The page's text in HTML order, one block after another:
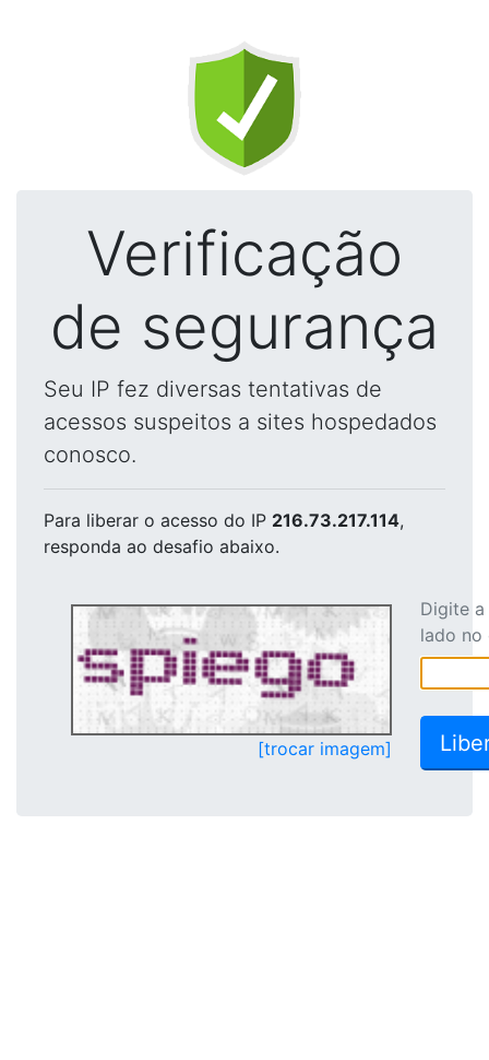
Verificação
de segurança
Seu IP fez diversas tentativas de
acessos suspeitos a sites hospedados
conosco.
Para liberar o acesso do IP 216.73.217.114,
responda ao desafio abaixo.
[trocar imagem]
Digite
lado no